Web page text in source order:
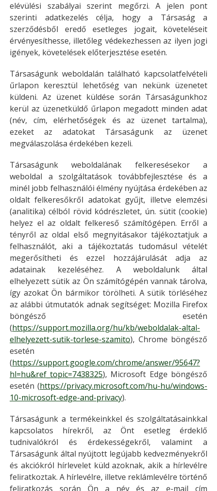
elévülési szabályai szerint megőrzi. A jelen pont
szerinti adatkezelés célja, hogy a Társaság a
szerződésből eredő esetleges jogait, követeléseit
érvényesíthesse, illetőleg védekezhessen az ilyen jogi
igények, követelések előterjesztése esetén.
Társaságunk weboldalán található kapcsolatfelvételi
űrlapon keresztül lehetőség van nekünk üzenetet
küldeni. Az üzenet küldése során Társaságunkhoz
kerül az üzenetküldő űrlapon megadott minden adat
(név, cím, elérhetőségek és az üzenet tartalma),
ezeket az adatokat Társaságunk az üzenet
megválaszolása érdekében kezeli.
Társaságunk weboldalának felkeresésekor a
weboldal a szolgáltatások továbbfejlesztése és a
minél jobb felhasználói élmény nyújtása érdekében az
oldalt felkeresőkről adatokat gyűjt, illetve elemzési
(analitika) célból rövid kódrészletet, ún. sütit (cookie)
helyez el az oldalt felkereső számítógépen. Erről a
tényről az oldal első megnyitásakor tájékoztatjuk a
felhasználót, aki a tájékoztatás tudomásul vételét
megerősítheti és ezzel hozzájárulását adja az
adatainak kezeléséhez. A weboldalunk által
elhelyezett sütik az Ön számítógépén vannak tárolva,
így azokat Ön bármikor törölheti. A sütik törléséhez
az alábbi útmutatók adnak segítséget: Mozilla Firefox
böngésző esetén
(https://support.mozilla.org/hu/kb/weboldalak-altal-
elhelyezett-sutik-torlese-szamito), Chrome böngésző
esetén
(https://support.google.com/chrome/answer/95647?
hl=hu&ref_topic=7438325), Microsoft Edge böngésző
esetén (https://privacy.microsoft.com/hu-hu/windows-
10-microsoft-edge-and-privacy).
Társaságunk a termékeinkkel és szolgáltatásainkkal
kapcsolatos hírekről, az Önt esetleg érdeklő
tudnivalókról és érdekességekről, valamint a
Társaságunk által nyújtott legújabb kedvezményekről
és akciókról hírlevelet küld azoknak, akik a hírlevélre
feliratkoztak. A hírlevélre, illetve reklámlevélre történő
feliratkozás során Ön a név és az e-mail cím